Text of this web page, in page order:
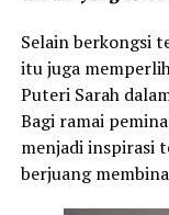
Selain berkongsi
itu juga
Puteri Sarah
Bagi ramai
menjadi inspirasi
berjuang